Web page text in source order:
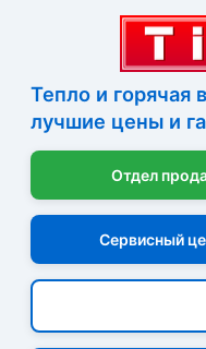
Тепло и горячая
лучшие цены и
Отдел
Сервисный